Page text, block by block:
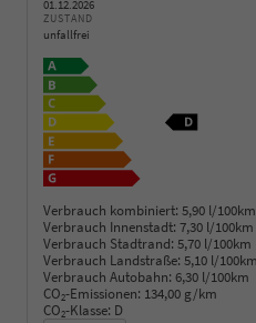
01.12.2026
ZUSTAND
unfallfrei
Verbrauch kombiniert: 5,90 l/100km
Verbrauch Innenstadt: 7,30 l/100km
Verbrauch Stadtrand: 5,70 l/100km
Verbrauch Landstraße: 5,10 l/100km
Verbrauch Autobahn: 6,30 l/100km
CO2-Emissionen: 134,00 g/km
CO2-Klasse: D